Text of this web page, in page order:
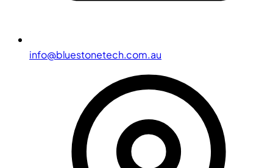
info@bluestonetech.com.au